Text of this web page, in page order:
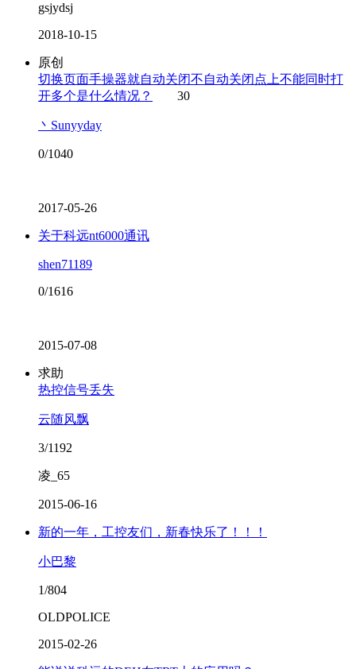
gsjydsj
2018-10-15
原创
切换页面手操器就自动关闭不自动关闭点上不能同时打
开多个是什么情况？
30
丶Sunyyday
0/1040
2017-05-26
关于科远nt6000通讯
shen71189
0/1616
2015-07-08
求助
热控信号丢失
云随风飘
3/1192
凌_65
2015-06-16
新的一年，工控友们，新春快乐了！！！
小巴黎
1/804
OLDPOLICE
2015-02-26